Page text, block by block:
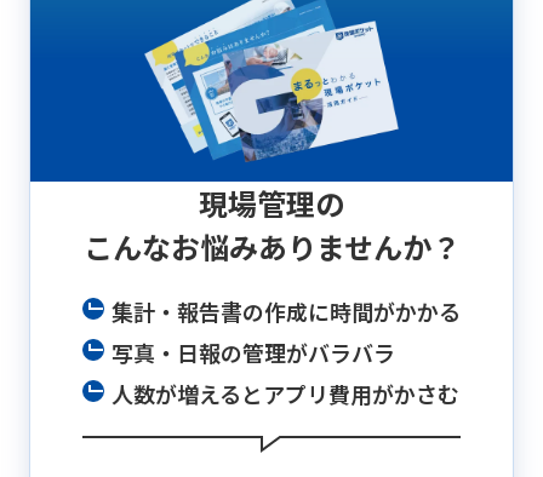
現場管理の
こんなお悩みありませんか？
集計・報告書の作成に時間がかかる
写真・日報の管理がバラバラ
人数が増えるとアプリ費用がかさむ